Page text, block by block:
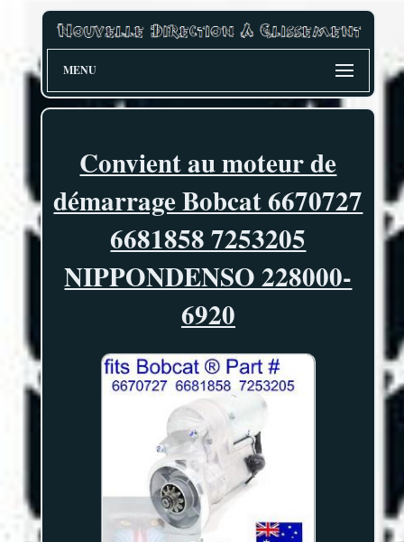
MENU
Convient au moteur de
démarrage Bobcat 6670727
6681858 7253205
NIPPONDENSO 228000-
6920